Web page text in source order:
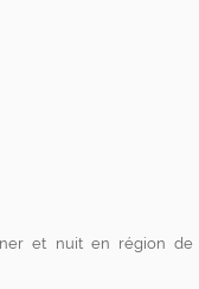
et nuit en région de